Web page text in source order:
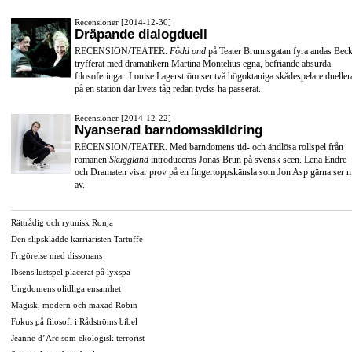
Recensioner [2014-12-30]
Dräpande dialogduell
RECENSION/TEATER. Född ond på Teater Brunnsgatan fyra andas
tryfferat med dramatikern Martina Montelius egna, befriande absurda
filosoferingar. Louise Lagerström ser två högoktaniga skådespelare
på en station där livets tåg redan tycks ha passerat.
Recensioner [2014-12-22]
Nyanserad barndomsskildring
RECENSION/TEATER. Med barndomens tid- och ändlösa rollspel från
romanen Skuggland introduceras Jonas Brun på svensk scen. Lena Endre
och Dramaten visar prov på en fingertoppskänsla som Jon Asp gärna ser
av.
Rättrådig och rytmisk Ronja
Den slipsklädde karriäristen Tartuffe
Frigörelse med dissonans
Ibsens lustspel placerat på lyxspa
Ungdomens olidliga ensamhet
Magisk, modern och maxad Robin
Fokus på filosofi i Rådströms bibel
Jeanne d’Arc som ekologisk terrorist